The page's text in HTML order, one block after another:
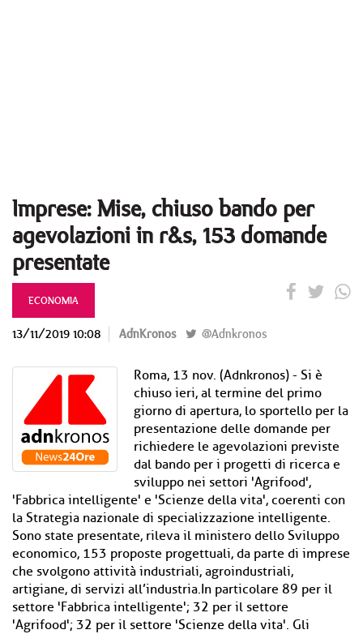
Imprese: Mise, chiuso bando per
agevolazioni in r&s, 153 domande
presentate
ECONOMIA
13/11/2019 10:08 AdnKronos @Adnkronos
Roma, 13 nov. (Adnkronos) - Si è
chiuso ieri, al termine del primo
giorno di apertura, lo sportello per la
presentazione delle domande per
richiedere le agevolazioni previste
dal bando per i progetti di ricerca e
sviluppo nei settori 'Agrifood',
'Fabbrica intelligente' e 'Scienze della vita', coerenti con
la Strategia nazionale di specializzazione intelligente.
Sono state presentate, rileva il ministero dello Sviluppo
economico, 153 proposte progettuali, da parte di imprese
che svolgono attività industriali, agroindustriali,
artigiane, di servizi all’industria.In particolare 89 per il
settore 'Fabbrica intelligente'; 32 per il settore
'Agrifood'; 32 per il settore 'Scienze della vita'. Gli